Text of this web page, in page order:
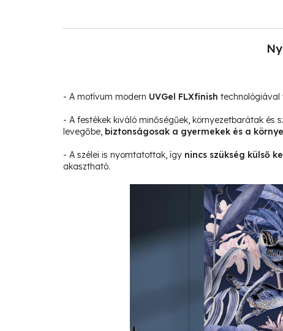
- A motívum modern UVGel FLXfinish technológiával
- A festékek kiváló minőségűek, környezetbarátak
levegőbe, biztonságosak a gyermekek és a
- A szélei is nyomtatottak, így nincs szükség külső
akasztható.